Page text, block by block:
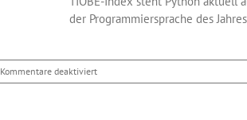
der Programmiersprache des
Kommentare deaktiviertfür
TIOBE-